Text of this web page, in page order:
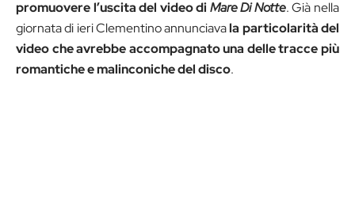
promuovere l’uscita del video diMare Di Notte. Già nella
giornata di ieri Clementino annunciavala particolarità del
video che avrebbe accompagnato una delle tracce più
romantiche e malinconiche del disco.